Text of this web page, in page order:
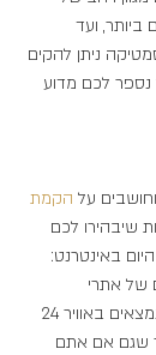
ביותר, ועד
ניתן להקים
לכם מדוע
על הקמת
שיבהירו לכם
באינטרנט:
של אתרי
שגם אם אתם